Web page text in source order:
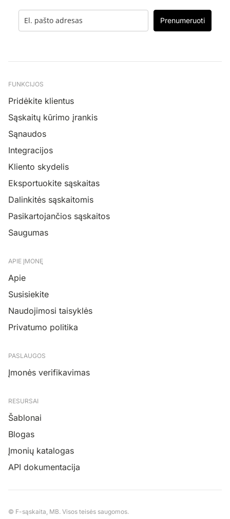
Prenumeruoti
FUNKCIJOS
Pridėkite klientus
Sąskaitų kūrimo įrankis
Sąnaudos
Integracijos
Kliento skydelis
Eksportuokite sąskaitas
Dalinkitės sąskaitomis
Pasikartojančios sąskaitos
Saugumas
APIE ĮMONĘ
Apie
Susisiekite
Naudojimosi taisyklės
Privatumo politika
PASLAUGOS
Įmonės verifikavimas
RESURSAI
Šablonai
Blogas
Įmonių katalogas
API dokumentacija
© F-sąskaita, MB. Visos teisės saugomos.